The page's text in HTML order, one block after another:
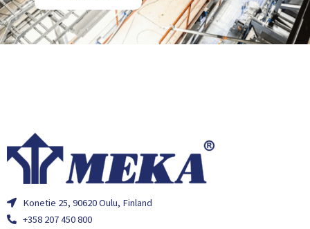
Konetie 25, 90620 Oulu, Finland
+358 207 450 800